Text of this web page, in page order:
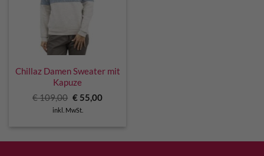
Chillaz Damen Sweater mit
Kapuze
€109,00 Ursprünglicher
Preis
war:
€55,00Aktueller
inkl. MwSt.